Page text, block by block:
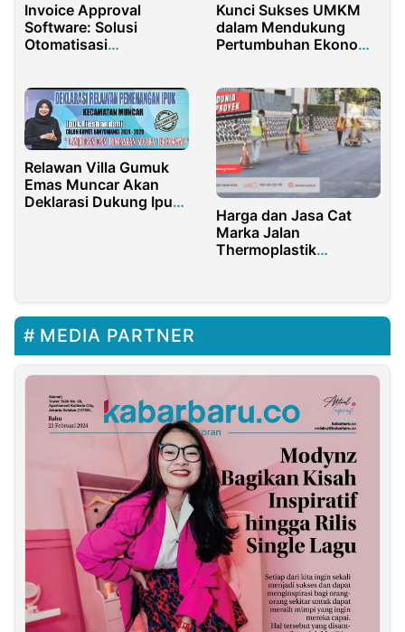
Invoice Approval
Software: Solusi
Otomatisasi
Kunci Sukses UMKM
dalam Mendukung
Pertumbuhan Ekonomi
Relawan Villa Gumuk
Emas Muncar Akan
Deklarasi Dukung Ipuk
Harga dan Jasa Cat
Marka Jalan
Thermoplastik
MEDIA PARTNER